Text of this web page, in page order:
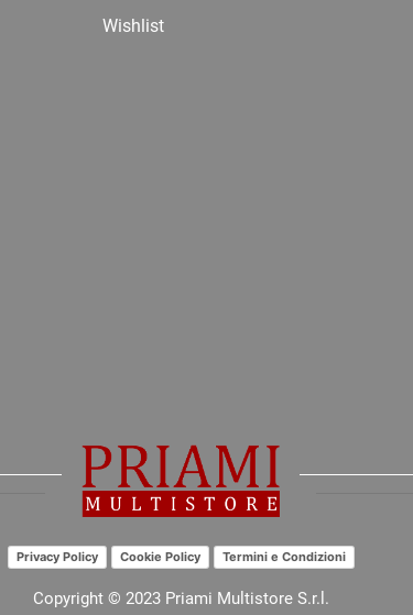
Wishlist
Privacy Policy Cookie Policy Termini e Condizioni
Copyright © 2023 Priami Multistore S.r.l.